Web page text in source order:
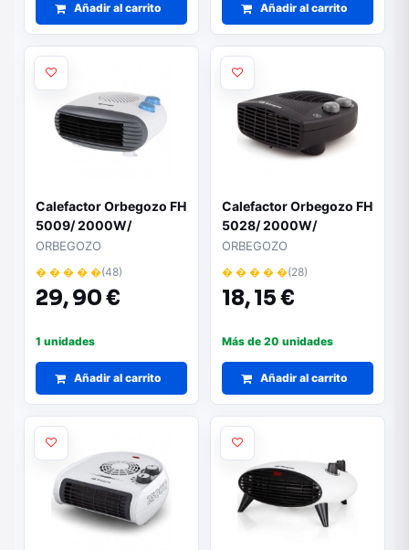
Añadir al carrito Añadir al carrito
Calefactor Orbegozo FH
5009/ 2000W/
Termostato Regulable
ORBEGOZO
� � � � �(48)
29,90 €
1 unidades
Añadir al carrito
Calefactor Orbegozo FH
5028/ 2000W/
Termostato Regulable
ORBEGOZO
� � � � �(28)
18,15 €
Más de 20 unidades
Añadir al carrito